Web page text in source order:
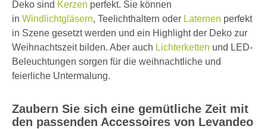
Deko sind Kerzen perfekt. Sie können
in Windlichtgläsern, Teelichthaltern oder Laternen perfekt
in Szene gesetzt werden und ein Highlight der Deko zur
Weihnachtszeit bilden. Aber auch Lichterketten und LED-
Beleuchtungen sorgen für die weihnachtliche und
feierliche Untermalung.
Zaubern Sie sich eine gemütliche Zeit mit
den passenden Accessoires von Levandeo